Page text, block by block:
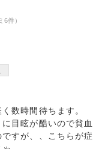
件）
数時間待ちます。
目眩が酷いので貧血
すが、、こちらが症